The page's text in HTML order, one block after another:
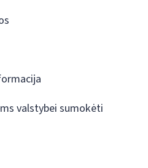
valstybei sumokėti